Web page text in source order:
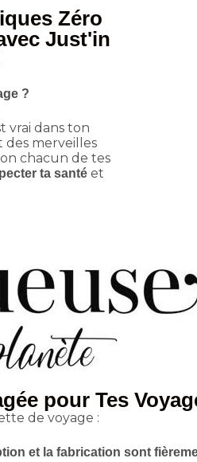
Zéro
Just'in
?
vrai dans ton
des merveilles
chacun de tes
ta santéet
pour Tes
de voyage :
et la fabrication sont